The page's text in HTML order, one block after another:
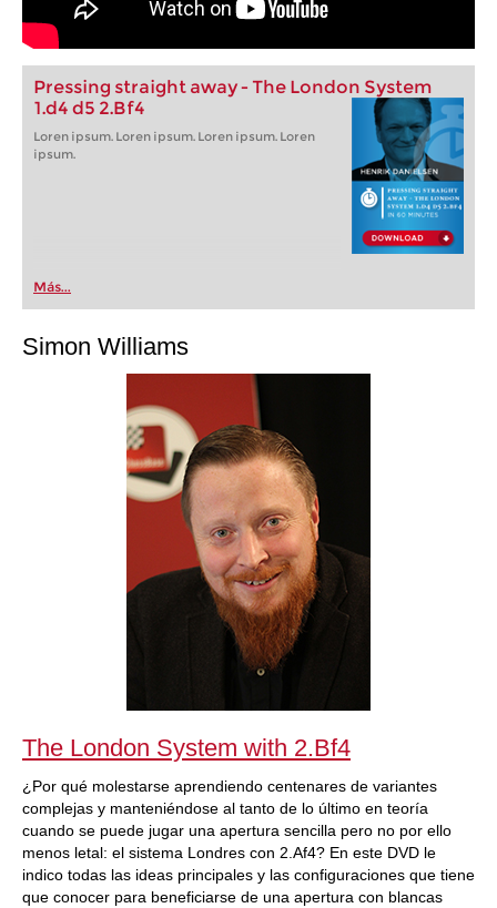
Pressing straight away - The London System
1.d4 d5 2.Bf4
Loren ipsum. Loren ipsum. Loren ipsum. Loren
ipsum.
Más...
Simon Williams
The London System with 2.Bf4
¿Por qué molestarse aprendiendo centenares de variantes
complejas y manteniéndose al tanto de lo último en teoría
cuando se puede jugar una apertura sencilla pero no por ello
menos letal: el sistema Londres con 2.Af4? En este DVD le
indico todas las ideas principales y las configuraciones que tiene
que conocer para beneficiarse de una apertura con blancas